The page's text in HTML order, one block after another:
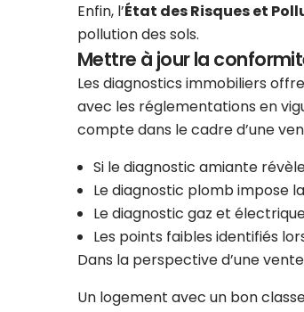
Enfin, l’État des Risques et
pollution des sols.
Mettre à jour la
Les diagnostics immobiliers
avec les réglementations en
compte dans le cadre d’une
Si le diagnostic amiante
Le diagnostic plomb impose
Le diagnostic gaz et
Les points faibles identifiés
Dans la perspective d’une
Un logement avec un bon